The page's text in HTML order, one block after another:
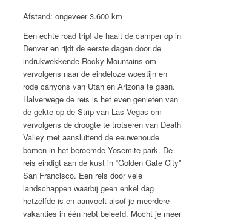
Afstand: ongeveer 3.600 km
Een echte road trip! Je haalt de camper op in
Denver en rijdt de eerste dagen door de
indrukwekkende Rocky Mountains om
vervolgens naar de eindeloze woestijn en
rode canyons van Utah en Arizona te gaan.
Halverwege de reis is het even genieten van
de gekte op de Strip van Las Vegas om
vervolgens de droogte te trotseren van Death
Valley met aansluitend de eeuwenoude
bomen in het beroemde Yosemite park. De
reis eindigt aan de kust in “Golden Gate City”
San Francisco. Een reis door vele
landschappen waarbij geen enkel dag
hetzelfde is en aanvoelt alsof je meerdere
vakanties in één hebt beleefd. Mocht je meer